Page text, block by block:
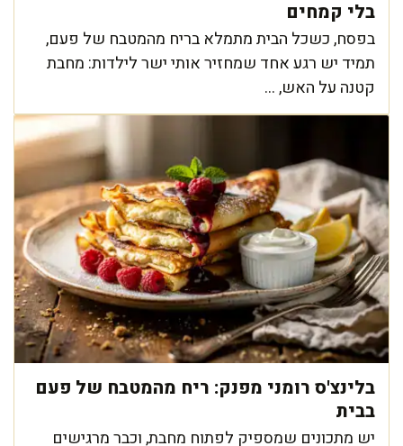
בלי קמחים
בפסח, כשכל הבית מתמלא בריח מהמטבח של פעם,
תמיד יש רגע אחד שמחזיר אותי ישר לילדות: מחבת
קטנה על האש, ...
בלינצ'ס רומני מפנק: ריח מהמטבח של פעם
בבית
יש מתכונים שמספיק לפתוח מחבת, וכבר מרגישים